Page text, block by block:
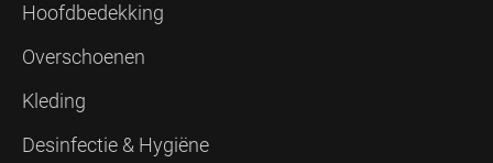
Hoofdbedekking
Overschoenen
Kleding
Desinfectie & Hygiëne